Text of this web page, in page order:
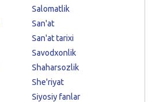
Salomatlik
San'at
San'at tarixi
Savodxonlik
Shaharsozlik
She'riyat
Siyosiy fanlar